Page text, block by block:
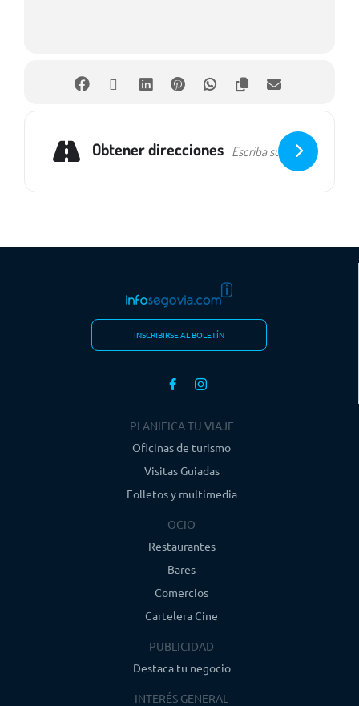
Obtener direcciones
INSCRIBIRSE AL BOLETÍN
PLANIFICA TU VIAJE
Oficinas de turismo
Visitas Guiadas
Folletos y multimedia
OCIO
Restaurantes
Bares
Comercios
Cartelera Cine
PUBLICIDAD
Destaca tu negocio
INTERÉS GENERAL